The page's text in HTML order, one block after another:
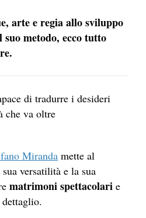
arte e regia allo sviluppo
suo metodo, ecco tutto
di tradurre i desideri
che va oltre
Miranda mette al
versatilità e la sua
matrimoni spettacolari e